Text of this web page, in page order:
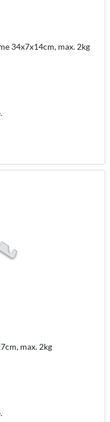
34x7x14cm, max. 2kg
max. 2kg